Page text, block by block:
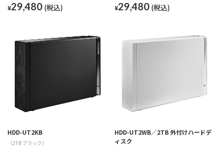
¥29,480
¥29,480
HDD-UT2KB
（2TB ブラック）
HDD-UT2WB／2TB 外付けハードデ
ィスク